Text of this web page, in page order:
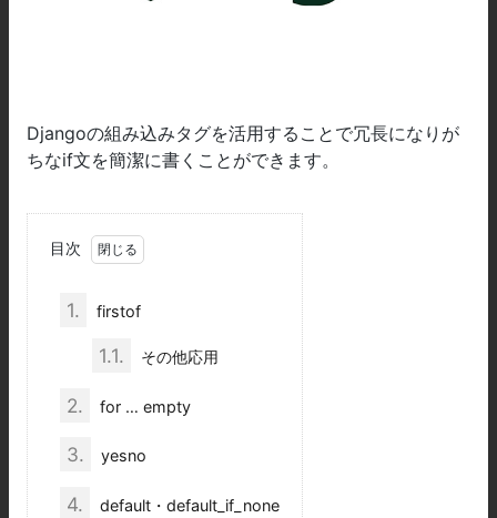
Djangoの組み込みタグを活用することで冗長になりが
ちなif文を簡潔に書くことができます。
目次
1. firstof
1.1. その他応用
2. for … empty
3. yesno
4. default・default_if_none